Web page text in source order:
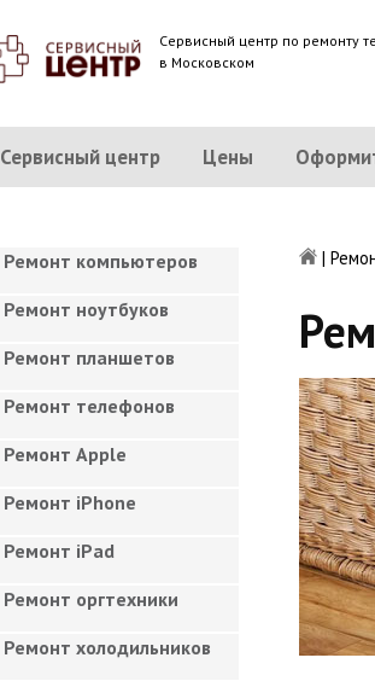
Сервисный центр по ремонту
в Московском
Сервисный центр Цены
|
Ремонт компьютеров
Ремонт ноутбуков
Ремонт планшетов
Ремонт телефонов
Ремонт Apple
Ремонт iPhone
Ремонт iPad
Ремонт оргтехники
Ремонт холодильников